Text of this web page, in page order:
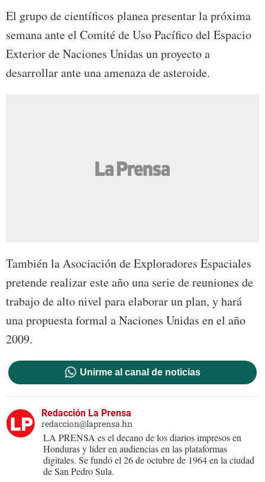
El grupo de científicos planea presentar la próxima
semana ante el Comité de Uso Pacífico del Espacio
Exterior de Naciones Unidas un proyecto a
desarrollar ante una amenaza de asteroide.
También la Asociación de Exploradores Espaciales
pretende realizar este año una serie de reuniones de
trabajo de alto nivel para elaborar un plan, y hará
una propuesta formal a Naciones Unidas en el año
2009.
Unirme al canal de noticias
Redacción La Prensa
redaccion@laprensa.hn
LA PRENSA es el decano de los diarios impresos en
Honduras y líder en audiencias en las plataformas
digitales. Se fundó el 26 de octubre de 1964 en la ciudad
de San Pedro Sula.